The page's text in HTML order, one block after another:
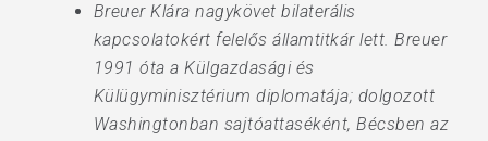
Breuer Klára nagykövet bilaterális
kapcsolatokért felelős államtitkár lett. Breuer
1991 óta a Külgazdasági és
Külügyminisztérium diplomatája; dolgozott
Washingtonban sajtóattaséként, Bécsben az